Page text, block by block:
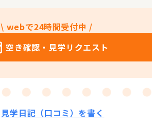
\ webで24時間受付中 /
空き確認・ 見学リクエスト
見学日記（口コミ）を書く